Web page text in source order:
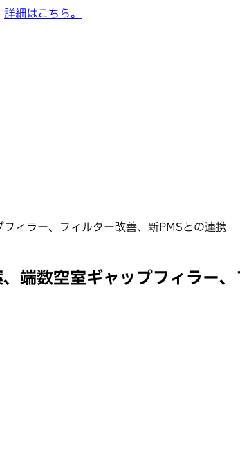
詳細はこちら。
ィラー、フィルター改善、新PMSとの連携
端数空室ギャップフィラー